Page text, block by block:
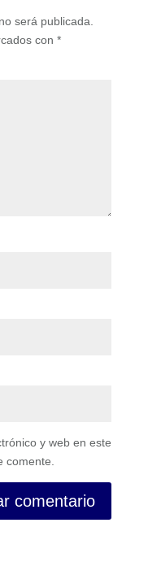
será publicada.
con *
y web en este
comente.